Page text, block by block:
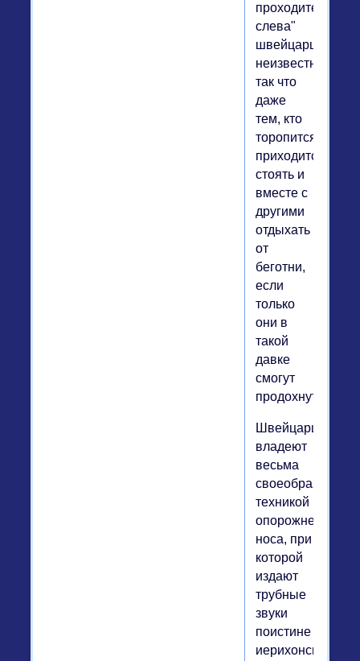
проходите
слева"
швейцарцам
неизвестны,
так что
даже
тем, кто
торопится,
приходится
стоять и
вместе с
другими
отдыхать
от
беготни,
если
только
они в
такой
давке
смогут
продохнуть.
Швейцарцы
владеют
весьма
своеобразной
техникой
опорожнения
носа, при
которой
издают
трубные
звуки
поистине
иерихонской